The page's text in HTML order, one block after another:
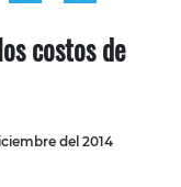
costos de
del 2014